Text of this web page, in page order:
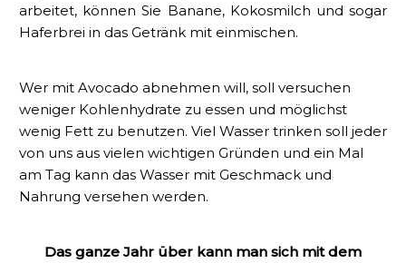
arbeitet, können Sie Banane, Kokosmilch und sogar
Haferbrei in das Getränk mit einmischen.
Wer mit Avocado abnehmen will, soll versuchen
weniger Kohlenhydrate zu essen und möglichst
wenig Fett zu benutzen. Viel Wasser trinken soll jeder
von uns aus vielen wichtigen Gründen und ein Mal
am Tag kann das Wasser mit Geschmack und
Nahrung versehen werden.
Das ganze Jahr über kann man sich mit dem